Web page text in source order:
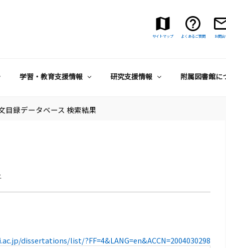
サイトマップ よくあるご質問 お問合
学習・教育支援情報 研究支援情報 附属図書館に
目録データベース 検索結果
dissertations/list/?FF=4&LANG=en&ACCN=2004030298